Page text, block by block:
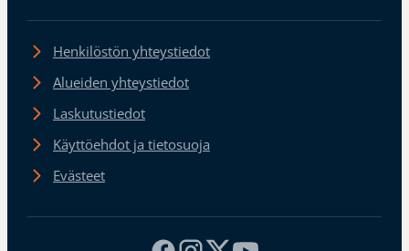
Henkilöstön yhteystiedot
Alueiden yhteystiedot
Laskutustiedot
Käyttöehdot ja tietosuoja
Evästeet